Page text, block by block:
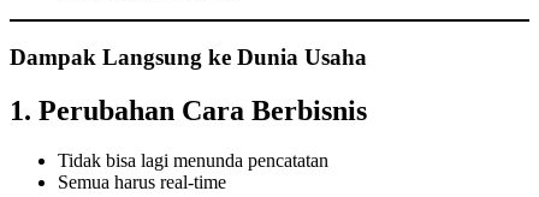
Dampak Langsung ke Dunia Usaha
1. Perubahan Cara Berbisnis
Tidak bisa lagi menunda pencatatan
Semua harus real-time